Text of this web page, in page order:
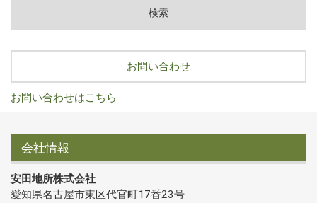
お問い合わせ
お問い合わせはこちら
会社情報
安田地所株式会社
愛知県名古屋市東区代官町17番23号